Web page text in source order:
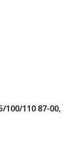
100/110 87-00,